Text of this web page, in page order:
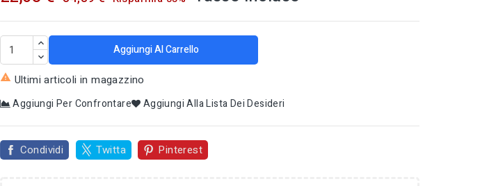
Aggiungi Al Carrello
 Ultimi articoli in magazzino
Aggiungi Per Confrontare Aggiungi Alla Lista Dei Desideri
Condividi Twitta Pinterest